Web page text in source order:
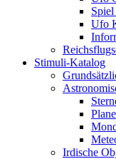
Ufo
Stimuli-Katalog
Irdische